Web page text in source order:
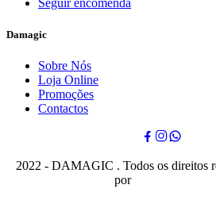
Seguir encomenda
Damagic
Sobre Nós
Loja Online
Promoções
Contactos
2022 - DAMAGIC . Todos os direitos
por